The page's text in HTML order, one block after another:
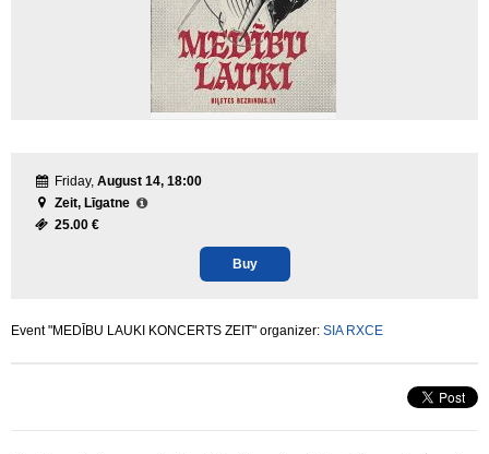
Friday, August 14, 18:00
Zeit, Līgatne
25.00 €
Buy
Event "MEDĪBU LAUKI KONCERTS ZEIT" organizer: SIA RXCE